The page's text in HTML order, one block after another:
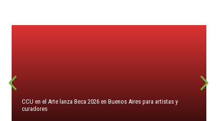
CCU en el Arte lanza Beca 2026 en Buenos Aires para artistas y
curadores